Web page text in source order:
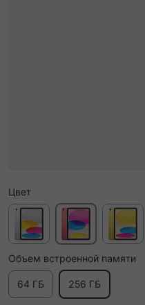
Цвет
Объем встроенной памяти
64 ГБ 256 ГБ